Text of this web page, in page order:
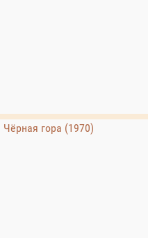
Чёрная гора (1970)